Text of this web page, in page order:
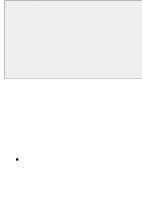
Compartilhar